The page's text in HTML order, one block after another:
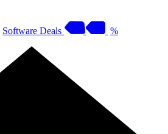
Software Deals %